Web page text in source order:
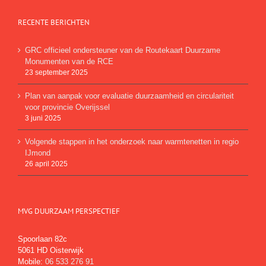
RECENTE BERICHTEN
GRC officieel ondersteuner van de Routekaart Duurzame
Monumenten van de RCE
23 september 2025
Plan van aanpak voor evaluatie duurzaamheid en circulariteit
voor provincie Overijssel
3 juni 2025
Volgende stappen in het onderzoek naar warmtenetten in regio
IJmond
26 april 2025
MVG DUURZAAM PERSPECTIEF
Spoorlaan 82c
5061 HD Oisterwijk
Mobile: 06 533 276 91